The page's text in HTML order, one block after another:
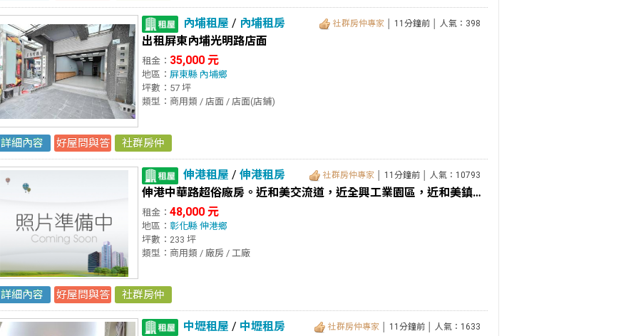
內埔租屋 / 內埔租房 社群房仲專家 │ 11分鐘前 │ 人氣：398
出租屏東內埔光明路店面
租金： 35,000 元
地區： 屏東縣 內埔鄉
坪數：57 坪
類型：商用類 / 店面 / 店面(店鋪)
詳細內容 好屋問與答 社群房仲
伸港租屋 / 伸港租房 社群房仲專家 │ 11分鐘前 │ 人氣：10793
伸港中華路超俗廠房。近和美交流道，近全興工業園區，近和美鎮和港路，可三照，RC廠房230坪。二層樓。
租金： 48,000 元
地區： 彰化縣 伸港鄉
坪數：233 坪
類型：商用類 / 廠房 / 工廠
詳細內容 好屋問與答 社群房仲
中壢租屋 / 中壢租房 社群房仲專家 │ 11分鐘前 │ 人氣：1633